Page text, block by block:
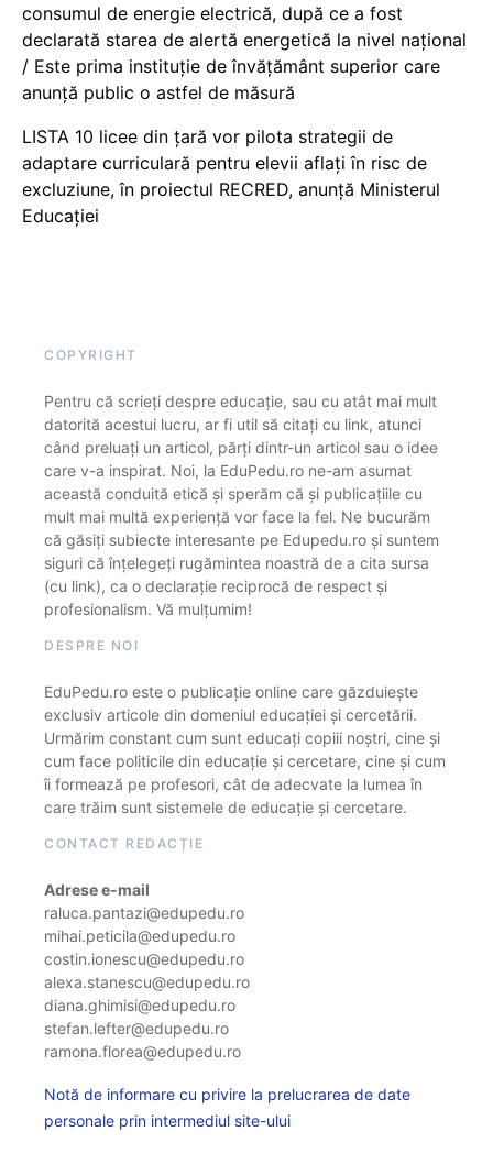
consumul de energie electrică, după ce a fost
declarată starea de alertă energetică la nivel național
/ Este prima instituție de învățământ superior care
anunță public o astfel de măsură
LISTA 10 licee din țară vor pilota strategii de
adaptare curriculară pentru elevii aflați în risc de
excluziune, în proiectul RECRED, anunță Ministerul
Educației
COPYRIGHT
Pentru că scrieți despre educație, sau cu atât mai mult
datorită acestui lucru, ar fi util să citați cu link, atunci
când preluați un articol, părți dintr-un articol sau o idee
care v-a inspirat. Noi, la EduPedu.ro ne-am asumat
această conduită etică și sperăm că și publicațiile cu
mult mai multă experiență vor face la fel. Ne bucurăm
că găsiți subiecte interesante pe Edupedu.ro și suntem
siguri că înțelegeți rugămintea noastră de a cita sursa
(cu link), ca o declarație reciprocă de respect și
profesionalism. Vă mulțumim!
DESPRE NOI
EduPedu.ro este o publicație online care găzduiește
exclusiv articole din domeniul educației și cercetării.
Urmărim constant cum sunt educați copiii noștri, cine și
cum face politicile din educație și cercetare, cine și cum
îi formează pe profesori, cât de adecvate la lumea în
care trăim sunt sistemele de educație și cercetare.
CONTACT REDACȚIE
Adrese e-mail
raluca.pantazi@edupedu.ro
mihai.peticila@edupedu.ro
costin.ionescu@edupedu.ro
alexa.stanescu@edupedu.ro
diana.ghimisi@edupedu.ro
stefan.lefter@edupedu.ro
ramona.florea@edupedu.ro
Notă de informare cu privire la prelucrarea de date
personale prin intermediul site-ului